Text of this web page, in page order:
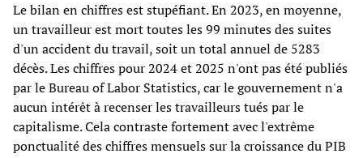
Le bilan en chiffres est stupéfiant. En 2023, en moyenne,
un travailleur est mort toutes les 99 minutes des suites
d'un accident du travail, soit un total annuel de 5283
décès. Les chiffres pour 2024 et 2025 n'ont pas été publiés
par le Bureau of Labor Statistics, car le gouvernement n'a
aucun intérêt à recenser les travailleurs tués par le
capitalisme. Cela contraste fortement avec l'extrême
ponctualité des chiffres mensuels sur la croissance du PIB